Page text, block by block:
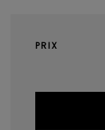
PRIX